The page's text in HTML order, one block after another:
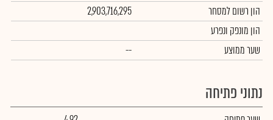
הון רשום למסחר
2,903,716,295
הון מונפק ונפרע
שער ממוצע
--
נתוני פתיחה